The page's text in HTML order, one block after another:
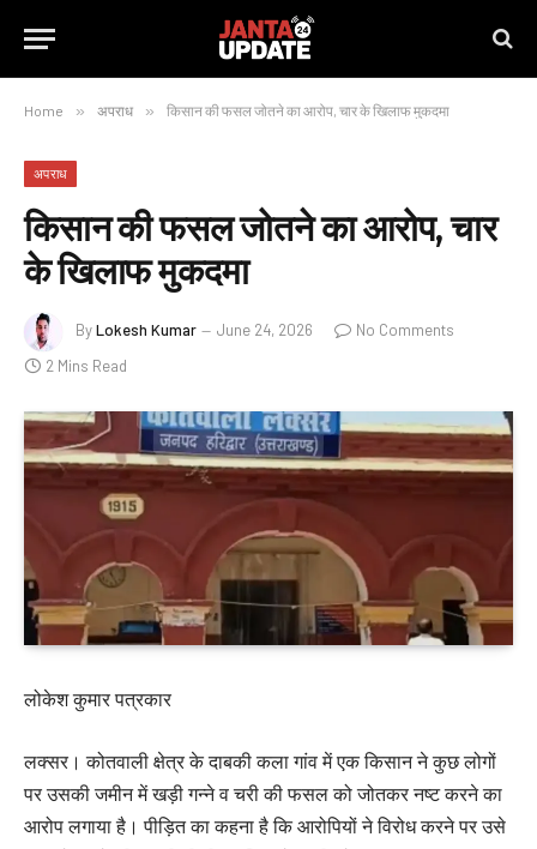
Home » अपराध » किसान की फसल जोतने का आरोप, चार के खिलाफ मुकदमा
अपराध
किसान की फसल जोतने का आरोप, चार
के खिलाफ मुकदमा
ByLokesh Kumar June 24, 2026
No Comments
2 Mins Read
लोकेश कुमार पत्रकार
लक्सर। कोतवाली क्षेत्र के दाबकी कला गांव में एक किसान ने कुछ लोगों
पर उसकी जमीन में खड़ी गन्ने व चरी की फसल को जोतकर नष्ट करने का
आरोप लगाया है। पीड़ित का कहना है कि आरोपियों ने विरोध करने पर उसे